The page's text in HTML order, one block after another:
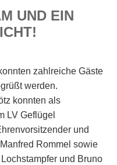
UND EIN
zahlreiche Gäste
werden.
konnten als
LV Geflügel
und
Rommel sowie
und Bruno